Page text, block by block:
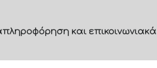
και επικοινωνιακά